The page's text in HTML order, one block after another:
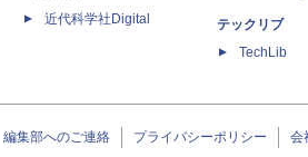
近代科学社Digital
テックリブ
TechLib
編集部へのご連絡 プライバシーポリシー 会